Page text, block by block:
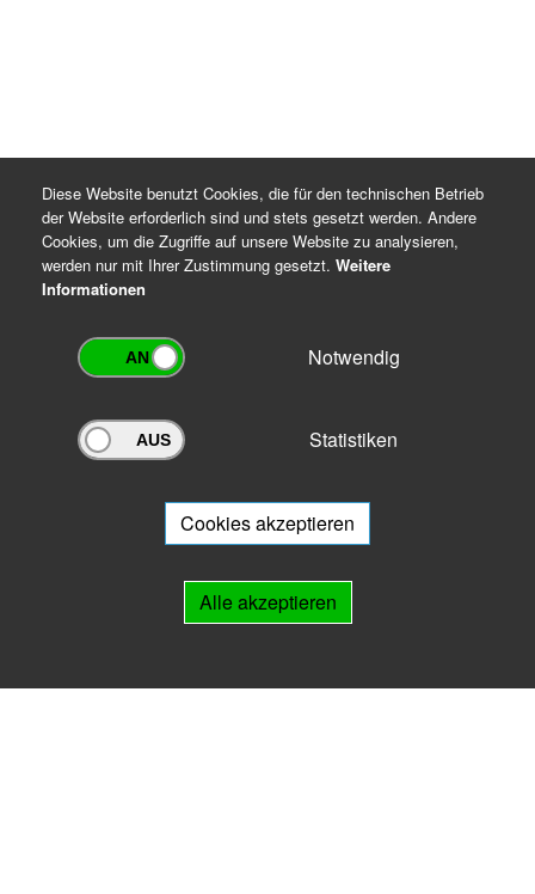
Archivportal Thüringen
Ihnen beratend zur Seite.
Diese Website benutzt Cookies, die für den technischen Betrieb
der Website erforderlich sind und stets gesetzt werden. Andere
Cookies, um die Zugriffe auf unsere Website zu analysieren,
werden nur mit Ihrer Zustimmung gesetzt. Weitere
Informationen
Notwendig
Statistiken
Cookies akzeptieren
Alle akzeptieren